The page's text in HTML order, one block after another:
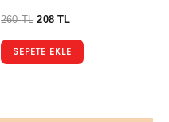
260TL 208TL
SEPETE EKLE